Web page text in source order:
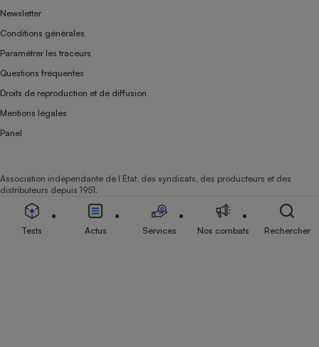
Newsletter
Conditions générales
Paramétrer les traceurs
Questions fréquentes
Droits de reproduction et de diffusion
Mentions légales
Panel
Association indépendante de l’État, des syndicats, des producteurs et des
distributeurs depuis 1951.
Tests Actus Services Nos combats Rechercher